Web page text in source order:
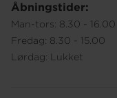
Åbningstider:
Man-tors: 8.30 - 16.00
Fredag: 8.30 - 15.00
Lørdag: Lukket